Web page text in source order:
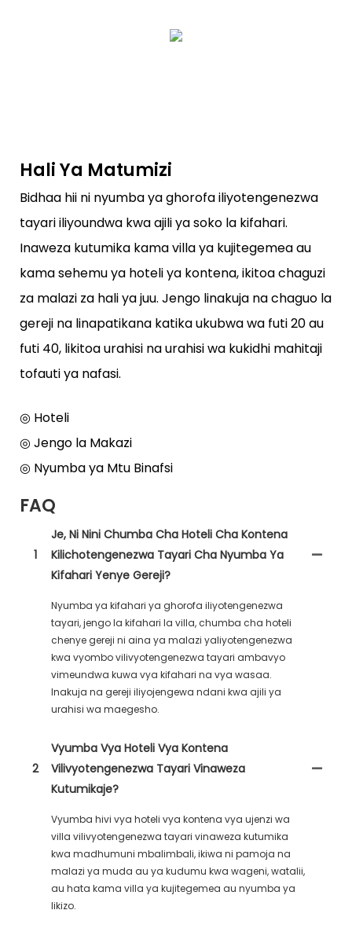
Hali Ya Matumizi
Bidhaa hii ni nyumba ya ghorofa iliyotengenezwa
tayari iliyoundwa kwa ajili ya soko la kifahari.
Inaweza kutumika kama villa ya kujitegemea au
kama sehemu ya hoteli ya kontena, ikitoa chaguzi
za malazi za hali ya juu. Jengo linakuja na chaguo la
gereji na linapatikana katika ukubwa wa futi 20 au
futi 40, likitoa urahisi na urahisi wa kukidhi mahitaji
tofauti ya nafasi.
◎ Hoteli
◎ Jengo la Makazi
◎ Nyumba ya Mtu Binafsi
FAQ
1
Je, Ni Nini Chumba Cha Hoteli Cha Kontena
Kilichotengenezwa Tayari Cha Nyumba Ya
Kifahari Yenye Gereji?
Nyumba ya kifahari ya ghorofa iliyotengenezwa
tayari, jengo la kifahari la villa, chumba cha hoteli
chenye gereji ni aina ya malazi yaliyotengenezwa
kwa vyombo vilivyotengenezwa tayari ambavyo
vimeundwa kuwa vya kifahari na vya wasaa.
Inakuja na gereji iliyojengewa ndani kwa ajili ya
urahisi wa maegesho.
2
Vyumba Vya Hoteli Vya Kontena
Vilivyotengenezwa Tayari Vinaweza
Kutumikaje?
Vyumba hivi vya hoteli vya kontena vya ujenzi wa
villa vilivyotengenezwa tayari vinaweza kutumika
kwa madhumuni mbalimbali, ikiwa ni pamoja na
malazi ya muda au ya kudumu kwa wageni, watalii,
au hata kama villa ya kujitegemea au nyumba ya
likizo.